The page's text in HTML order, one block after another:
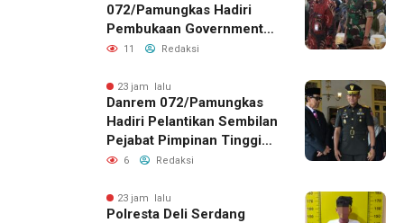
072/Pamungkas Hadiri
Pembukaan Government
Procurement Forum &
11 Redaksi
23 jam lalu
Danrem 072/Pamungkas
Hadiri Pelantikan Sembilan
Pejabat Pimpinan Tinggi
Pratama Pemda DIY
6 Redaksi
23 jam lalu
Polresta Deli Serdang